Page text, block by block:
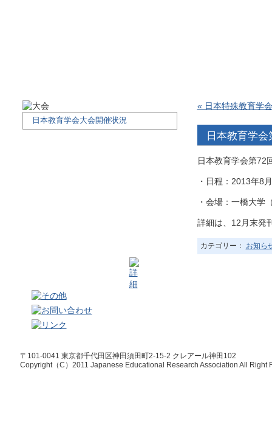
日本教育学会大会開催状況
« 日本特殊教育学
日本教育学
日本教育学会第72
・日程：2013年8
・会場：一橋大学
詳細は、12月末発
カテゴリー： お知ら
〒101-0041 東京都千代田区神田須田町2-15-2 クレアール神田102
Copyright（C）2011 Japanese Educational Research Association All Right